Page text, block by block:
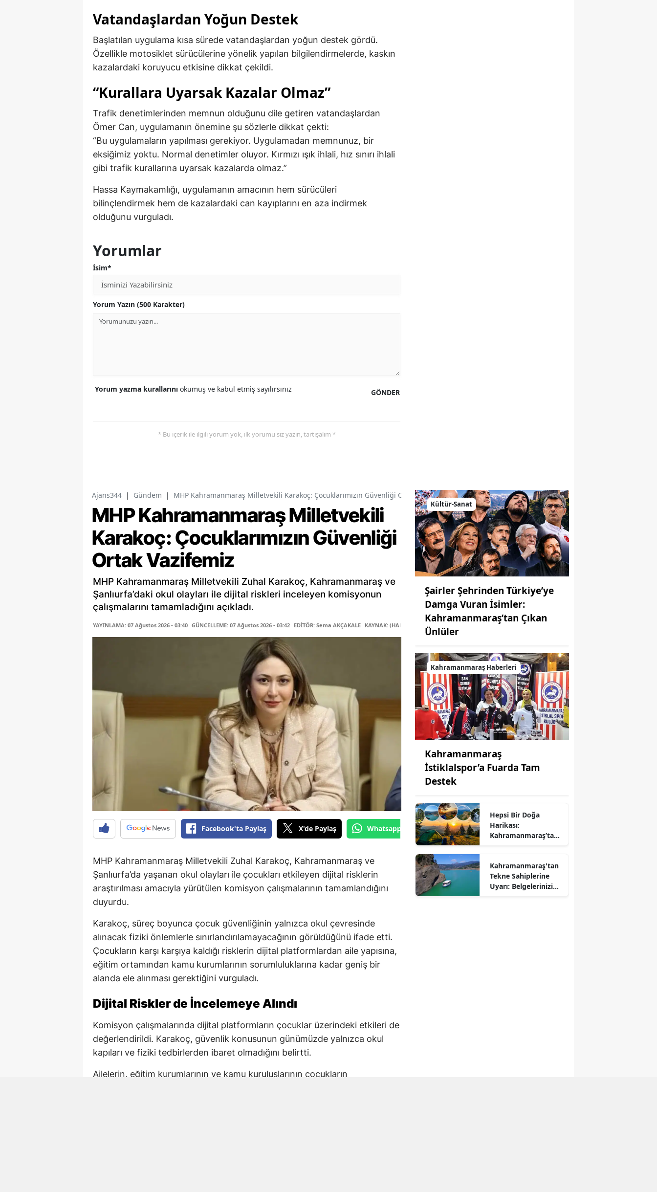
Vatandaşlardan Yoğun Destek
Başlatılan uygulama kısa sürede vatandaşlardan yoğun destek gördü.
Özellikle motosiklet sürücülerine yönelik yapılan bilgilendirmelerde, kaskın
kazalardaki koruyucu etkisine dikkat çekildi.
“Kurallara Uyarsak Kazalar Olmaz”
Trafik denetimlerinden memnun olduğunu dile getiren vatandaşlardan
Ömer Can, uygulamanın önemine şu sözlerle dikkat çekti:
“Bu uygulamaların yapılması gerekiyor. Uygulamadan memnunuz, bir
eksiğimiz yoktu. Normal denetimler oluyor. Kırmızı ışık ihlali, hız sınırı ihlali
gibi trafik kurallarına uyarsak kazalarda olmaz.”
Hassa Kaymakamlığı, uygulamanın amacının hem sürücüleri
bilinçlendirmek hem de kazalardaki can kayıplarını en aza indirmek
olduğunu vurguladı.
Yorumlar
İsim*
Yorum Yazın (500 Karakter)
GÖNDER
Yorum yazma kurallarını okumuş ve kabul etmiş sayılırsınız
* Bu içerik ile ilgili yorum yok, ilk yorumu siz yazın, tartışalım *
Ajans344 | Gündem | MHP Kahramanmaraş Milletvekili Karakoç: Çocuklarımızın Güvenliği Ortak Vazifemiz
MHP Kahramanmaraş Milletvekili
Karakoç: Çocuklarımızın Güvenliği
Ortak Vazifemiz
MHP Kahramanmaraş Milletvekili Zuhal Karakoç, Kahramanmaraş ve
Şanlıurfa’daki okul olayları ile dijital riskleri inceleyen komisyonun
çalışmalarını tamamladığını açıkladı.
YAYINLAMA: 07 Ağustos 2026 - 03:40 GÜNCELLEME: 07 Ağustos 2026 - 03:42 EDİTÖR: Sema AKÇAKALE KAYNAK: (HABER MERKEZİ) MUHABİR: Elife Karaarslan
Facebook'ta Paylaş X'de Paylaş Whatsapp'tan Gönder
MHP Kahramanmaraş Milletvekili Zuhal Karakoç, Kahramanmaraş ve
Şanlıurfa’da yaşanan okul olayları ile çocukları etkileyen dijital risklerin
araştırılması amacıyla yürütülen komisyon çalışmalarının tamamlandığını
duyurdu.
Karakoç, süreç boyunca çocuk güvenliğinin yalnızca okul çevresinde
alınacak fiziki önlemlerle sınırlandırılamayacağının görüldüğünü ifade etti.
Çocukların karşı karşıya kaldığı risklerin dijital platformlardan aile yapısına,
eğitim ortamından kamu kurumlarının sorumluluklarına kadar geniş bir
alanda ele alınması gerektiğini vurguladı.
Dijital Riskler de İncelemeye Alındı
Komisyon çalışmalarında dijital platformların çocuklar üzerindeki etkileri de
değerlendirildi. Karakoç, güvenlik konusunun günümüzde yalnızca okul
kapıları ve fiziki tedbirlerden ibaret olmadığını belirtti.
Ailelerin, eğitim kurumlarının ve kamu kuruluşlarının çocukların
Kültür-Sanat
Şairler Şehrinden Türkiye’ye
Damga Vuran İsimler:
Kahramanmaraş’tan Çıkan
Ünlüler
Kahramanmaraş Haberleri
Kahramanmaraş
İstiklalspor’a Fuarda Tam
Destek
Hepsi Bir Doğa
Harikası:
Kahramanmaraş’ta
Güzel Alanlar
Kahramanmaraş'tan
Tekne Sahiplerine
Uyarı: Belgelerinizi